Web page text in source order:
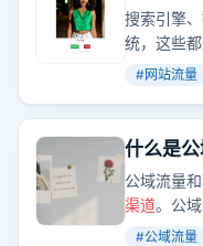
来？
搜索引擎
统，这些
操作，才
#网站流量
什么是
化-流量
公域流量
渠道。公
户；私域
#公域流量